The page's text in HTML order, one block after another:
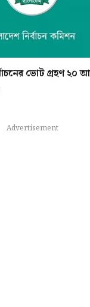
ভোট গ্রহণ ২০
Advertisement